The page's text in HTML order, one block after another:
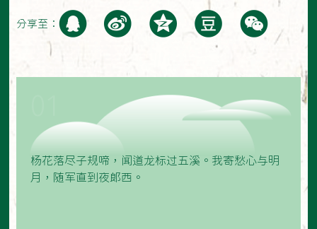
分享至：
杨花落尽子规啼，闻道龙标过五溪。我寄愁心与明
月，随军直到夜郎西。